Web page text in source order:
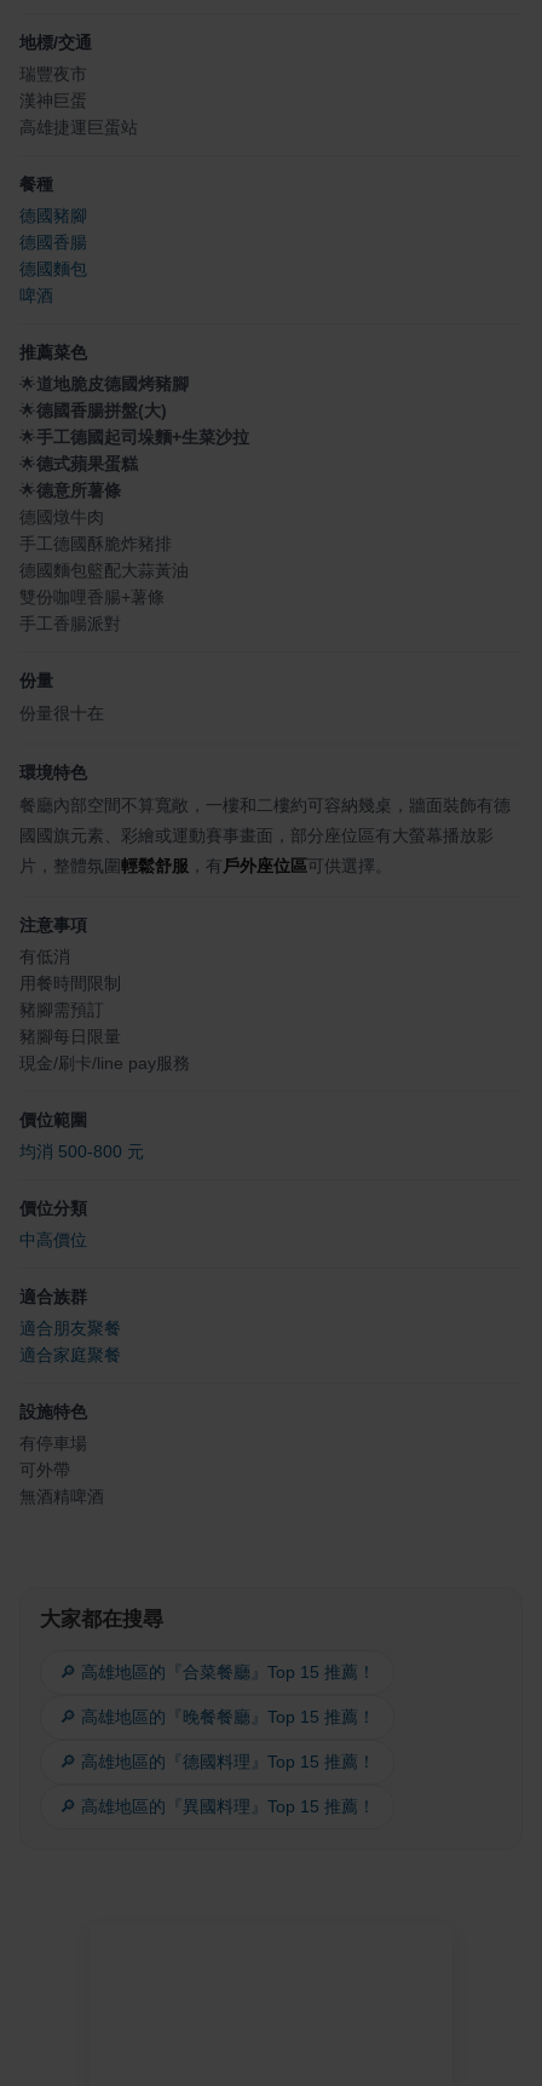
地標/交通
瑞豐夜市
漢神巨蛋
高雄捷運巨蛋站
餐種
德國豬腳
德國香腸
德國麵包
啤酒
推薦菜色
🌟道地脆皮德國烤豬腳
🌟德國香腸拼盤(大)
🌟手工德國起司垛麵+生菜沙拉
🌟德式蘋果蛋糕
🌟德意所薯條
德國燉牛肉
手工德國酥脆炸豬排
德國麵包籃配大蒜黃油
雙份咖哩香腸+薯條
手工香腸派對
份量
份量很十在
環境特色
餐廳內部空間不算寬敞，一樓和二樓約可容納幾桌，牆面裝飾有德
國國旗元素、彩繪或運動賽事畫面，部分座位區有大螢幕播放影
片，整體氛圍輕鬆舒服 ，有 戶外座位區可供選擇。
注意事項
有低消
用餐時間限制
豬腳需預訂
豬腳每日限量
現金/刷卡/line pay服務
價位範圍
均消 500-800 元
價位分類
中高價位
適合族群
適合朋友聚餐
適合家庭聚餐
設施特色
有停車場
可外帶
無酒精啤酒
大家都在搜尋
🔎 高雄地區的『合菜餐廳』Top 15 推薦！
🔎 高雄地區的『晚餐餐廳』Top 15 推薦！
🔎 高雄地區的『德國料理』Top 15 推薦！
🔎 高雄地區的『異國料理』Top 15 推薦！